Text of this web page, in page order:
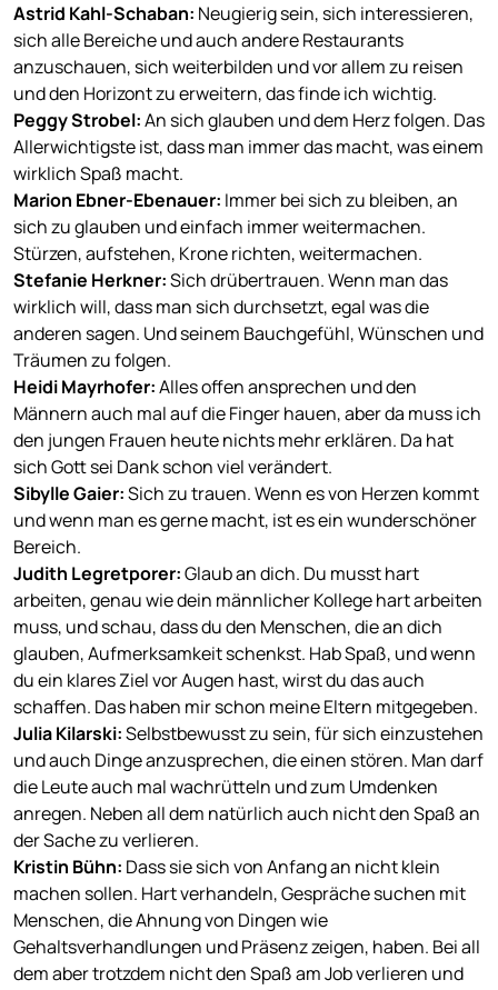
Astrid Kahl-Schaban: Neugierig sein, sich interessieren,
sich alle Bereiche und auch andere Restaurants
anzuschauen, sich weiterbilden und vor allem zu reisen
und den Horizont zu erweitern, das finde ich wichtig.
Peggy Strobel:An sich glauben und dem Herz folgen. Das
Allerwichtigste ist, dass man immer das macht, was einem
wirklich Spaß macht.
Marion Ebner-Ebenauer: Immer bei sich zu bleiben, an
sich zu glauben und einfach immer weitermachen.
Stürzen, aufstehen, Krone richten, weitermachen.
Stefanie Herkner:Sich drübertrauen. Wenn man das
wirklich will, dass man sich durchsetzt, egal was die
anderen sagen. Und seinem Bauchgefühl, Wünschen und
Träumen zu folgen.
Heidi Mayrhofer:Alles offen ansprechen und den
Männern auch mal auf die Finger hauen, aber da muss ich
den jungen Frauen heute nichts mehr erklären. Da hat
sich Gott sei Dank schon viel verändert.
Sibylle Gaier:Sich zu trauen. Wenn es von Herzen kommt
und wenn man es gerne macht, ist es ein wunderschöner
Bereich.
Judith Legretporer:Glaub an dich. Du musst hart
arbeiten, genau wie dein männlicher Kollege hart arbeiten
muss, und schau, dass du den Menschen, die an dich
glauben, Aufmerksamkeit schenkst. Hab Spaß, und wenn
du ein klares Ziel vor Augen hast, wirst du das auch
schaffen. Das haben mir schon meine Eltern mitgegeben.
Julia Kilarski:Selbstbewusst zu sein, für sich einzustehen
und auch Dinge anzusprechen, die einen stören. Man darf
die Leute auch mal wachrütteln und zum Umdenken
anregen. Neben all dem natürlich auch nicht den Spaß an
der Sache zu verlieren.
Kristin Bühn: Dass sie sich von Anfang an nicht klein
machen sollen. Hart verhandeln, Gespräche suchen mit
Menschen, die Ahnung von Dingen wie
Gehaltsverhandlungen und Präsenz zeigen, haben. Bei all
dem aber trotzdem nicht den Spaß am Job verlieren und